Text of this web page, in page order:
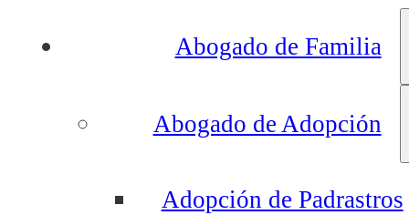
Abogado de Familia
Abogado de Adopción
Adopción de Padrastros